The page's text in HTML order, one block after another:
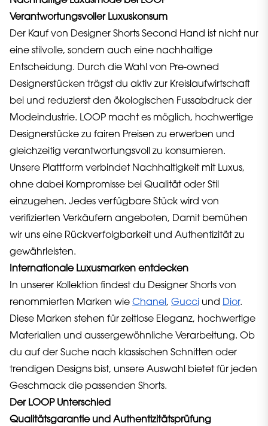
Verantwortungsvoller Luxuskonsum
Der Kauf von Designer Shorts Second Hand ist nicht nur
eine stilvolle, sondern auch eine nachhaltige
Entscheidung. Durch die Wahl von Pre-owned
Designerstücken trägst du aktiv zur Kreislaufwirtschaft
bei und reduzierst den ökologischen Fussabdruck der
Modeindustrie. LOOP macht es möglich, hochwertige
Designerstücke zu fairen Preisen zu erwerben und
gleichzeitig verantwortungsvoll zu konsumieren.
Unsere Plattform verbindet Nachhaltigkeit mit Luxus,
ohne dabei Kompromisse bei Qualität oder Stil
einzugehen. Jedes verfügbare Stück wird von
verifizierten Verkäufern angeboten, Damit bemühen
wir uns eine Rückverfolgbarkeit und Authentizität zu
gewährleisten.
Internationale Luxusmarken entdecken
In unserer Kollektion findest du Designer Shorts von
renommierten Marken wie Chanel, Gucci und Dior.
Diese Marken stehen für zeitlose Eleganz, hochwertige
Materialien und aussergewöhnliche Verarbeitung. Ob
du auf der Suche nach klassischen Schnitten oder
trendigen Designs bist, unsere Auswahl bietet für jeden
Geschmack die passenden Shorts.
Der LOOP Unterschied
Qualitätsgarantie und Authentizitätsprüfung